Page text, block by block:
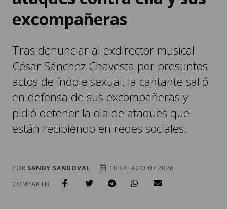
Tras denunciar al exdirector musical
actos de índole sexual, la cantante salió
en defensa de sus excompañeras y
pidió detener la ola de ataques que
están recibiendo en redes sociales.